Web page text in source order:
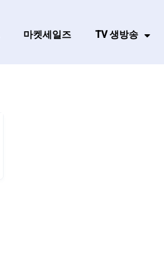
마켓세일즈 TV 생방송